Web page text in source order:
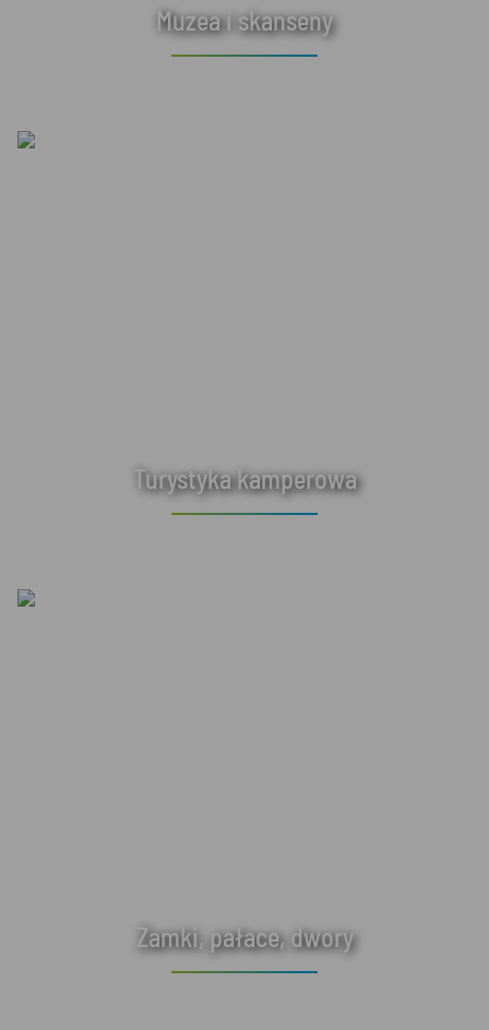
Muzea i skanseny
Turystyka kamperowa
Zamki, pałace, dwory